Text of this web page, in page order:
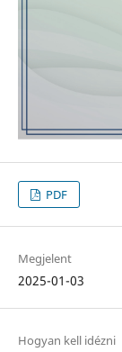
PDF
Megjelent
2025-01-03
Hogyan kell idézni